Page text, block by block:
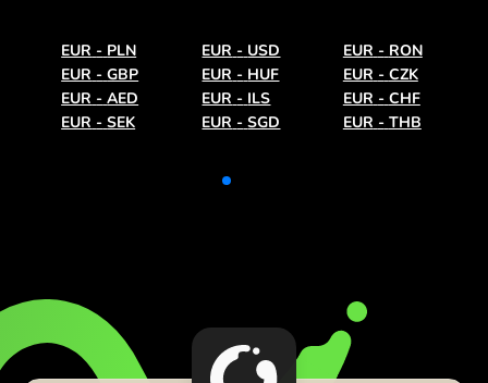
EUR - PLN EUR - USD EUR - RON
EUR - GBP EUR - HUF EUR - CZK
EUR - AED EUR - ILS EUR - CHF
EUR - SEK EUR - SGD EUR - THB